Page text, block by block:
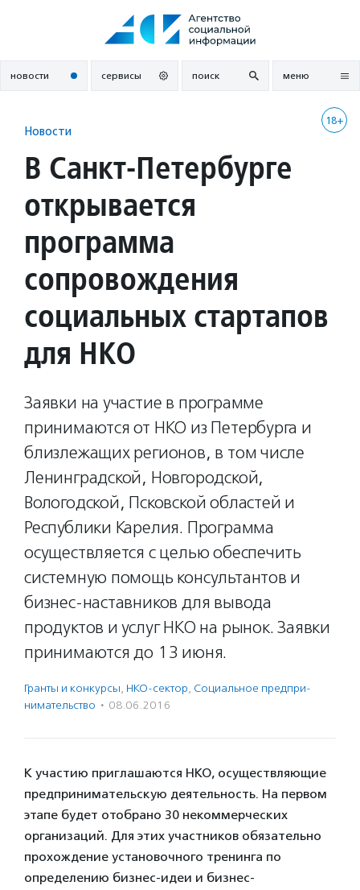
новости сервисы поиск меню
18+
Новости
В Санкт-Петербурге
открывается
программа
сопровождения
социальных стартапов
для НКО
Заявки на участие в программе
принимаются от НКО из Петербурга и
близлежащих регионов, в том числе
Ленинградской, Новгородской,
Вологодской, Псковской областей и
Республики Карелия. Программа
осуществляется с целью обеспечить
системную помощь консультантов и
бизнес-наставников для вывода
продуктов и услуг НКО на рынок. Заявки
принимаются до 13 июня.
Гранты и конкурсы, НКО-сектор, Социальное предпри­
нима­тель­ство · 08.06.2016
К участию приглашаются НКО, осуществляющие
предпринимательскую деятельность. На первом
этапе будет отобрано 30 некоммерческих
организаций. Для этих участников обязательно
прохождение установочного тренинга по
определению бизнес-идеи и бизнес-